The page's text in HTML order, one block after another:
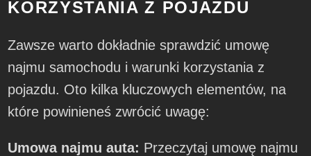
KORZYSTANIA Z POJAZDU
Zawsze warto dokładnie sprawdzić umowę
najmu samochodu i warunki korzystania z
pojazdu. Oto kilka kluczowych elementów, na
które powinieneś zwrócić uwagę:
Umowa najmu auta: Przeczytaj umowę najmu